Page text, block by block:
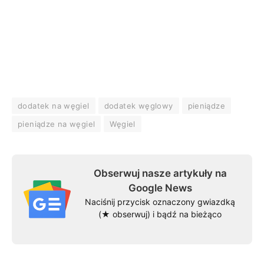
dodatek na węgiel dodatek węglowy
pieniądze
pieniądze na węgiel
Węgiel
Obserwuj nasze artykuły na
Google News
Naciśnij przycisk oznaczony gwiazdką
(★ obserwuj) i bądź na bieżąco